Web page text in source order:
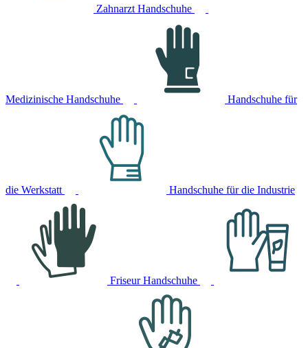
Zahnarzt Handschuhe
Medizinische Handschuhe Handschuhe für
die Werkstatt Handschuhe für die Industrie
Friseur Handschuhe